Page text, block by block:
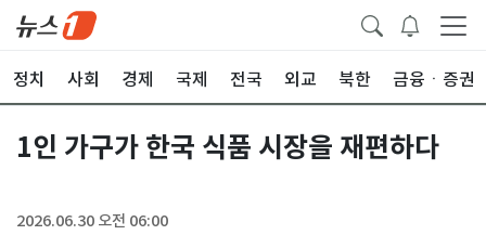
정치 사회 경제 국제 전국 외교 북한 금융ㆍ증권
1인 가구가 한국 식품 시장을 재편하다
2026.06.30 오전 06:00